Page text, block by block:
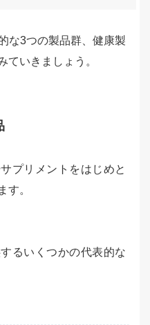
な3つの製品群、健康製
ていきましょう。
プリメントをはじめと
す。
るいくつかの代表的な